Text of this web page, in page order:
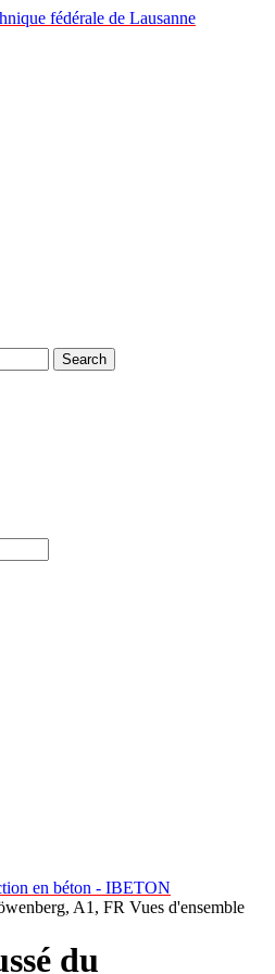
Search
en béton - IBETON
A1, FR Vues d'ensemble
du